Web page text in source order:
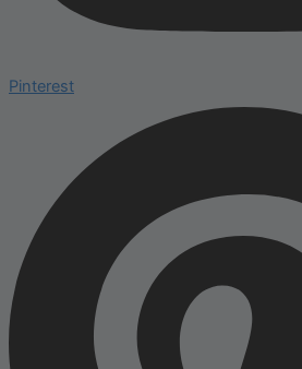
Pinterest